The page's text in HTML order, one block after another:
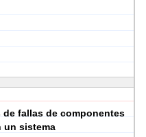
fallas de componentes
un sistema